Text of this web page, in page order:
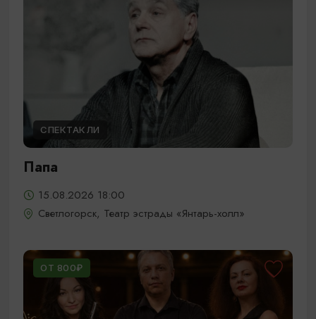
СПЕКТАКЛИ
Папа
15.08.2026 18:00
Светлогорск, Театр эстрады «Янтарь-холл»
ОТ 800₽